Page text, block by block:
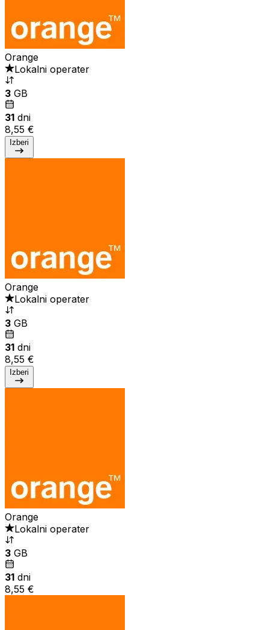
Orange
Lokalni operater
3 GB
31 dni
8,55 €
Izberi
Orange
Lokalni operater
3 GB
31 dni
8,55 €
Izberi
Orange
Lokalni operater
3 GB
31 dni
8,55 €